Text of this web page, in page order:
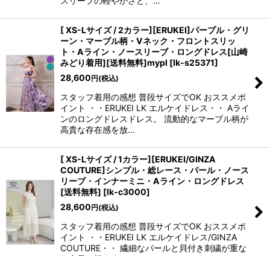
[ XS-Lサイズ / 2カラー][ERUKEI]パープル・グリ
ーン・マーブル柄・Vネック・フロントスリッ
ト・Aライン・ノースリーブ・ロングドレス[山崎
みどり着用][送料無料]mypl [lk-s25371]
28,600円(税込)
スタッフ着用の感想 普段サイズでOK おススメポ
イント ・・ERUKEI LK エルケイドレス・・ Aライ
ンのロングドレスドレス。 流動的なマーブル柄が
高貴な存在感を放…
[ XS-Lサイズ / 1カラー][ERUKEI/GINZA
COUTURE]シンプル・総レース・パール・ノース
リーブ・インナーミニ・Aライン・ロングドレス
[送料無料] [lk-c3000]
28,600円(税込)
スタッフ着用の感想 普段サイズでOK おススメポ
イント ・・ERUKEI LK エルケイドレス/GINZA
COUTURE・・ 繊細なパールと貝付き刺繍が重な